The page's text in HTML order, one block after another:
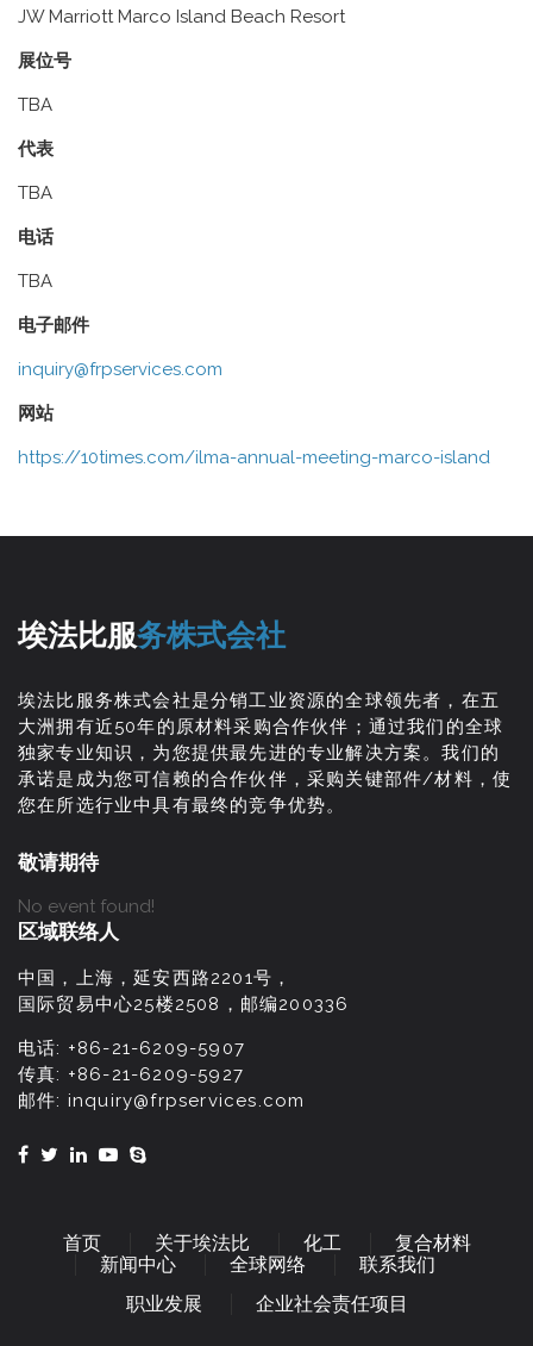
JW Marriott Marco Island Beach Resort
展位号
TBA
代表
TBA
电话
TBA
电子邮件
inquiry@frpservices.com
网站
https://10times.com/ilma-annual-meeting-marco-island
埃法比服务株式会社
埃法比服务株式会社是分销工业资源的全球领先者，在五
大洲拥有近50年的原材料采购合作伙伴；通过我们的全球
独家专业知识，为您提供最先进的专业解决方案。我们的
承诺是成为您可信赖的合作伙伴，采购关键部件/材料，使
您在所选行业中具有最终的竞争优势。
敬请期待
No event found!
区域联络人
中国，上海，延安西路2201号，
国际贸易中心25楼2508，邮编200336
电话: +86-21-6209-5907
传真: +86-21-6209-5927
邮件: inquiry@frpservices.com
首页 关于埃法比 化工
复合材料
新闻中心
全球网络
联系我们
职业发展
企业社会责任项目